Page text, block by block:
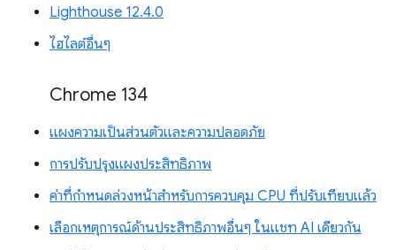
Lighthouse 12.4.0
ไฮไลต์อื่นๆ
Chrome 134
แผงความเป็นส่วนตัวและความปลอดภัย
การปรับปรุงแผงประสิทธิภาพ
ค่าที่กำหนดล่วงหน้าสำหรับการควบคุม CPU ที่ปรับเทียบแล้ว
เลือกเหตุการณ์ด้านประสิทธิภาพอื่นๆ ในแชท AI เดียวกัน